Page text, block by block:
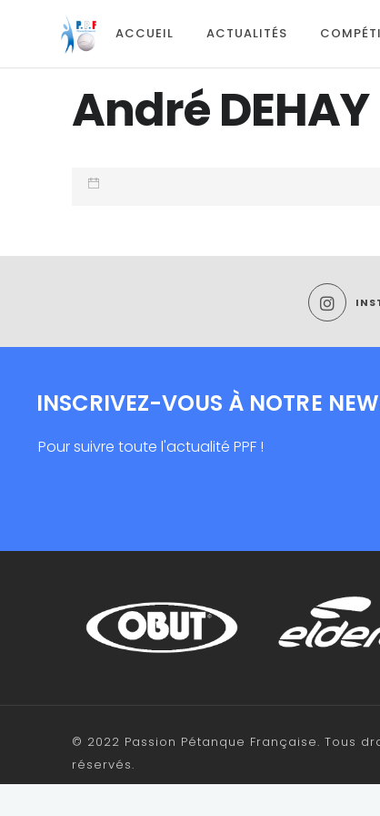
ACCUEIL ACTUALITÉS
André DEHAY
INSCRIVEZ-VOUS À NOTRE
Pour suivre toute l'actualité PPF !
© 2022 Passion Pétanque Française. Tous
réservés.